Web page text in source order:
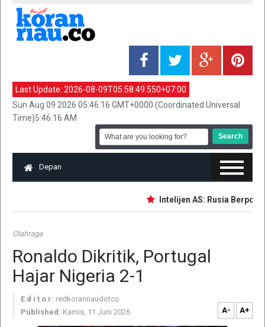
Last Update: 2026-08-09T05:58:49.550+07:00
Sun Aug 09 2026 05:46:16 GMT+0000 (Coordinated Universal
Time)5:46:16 AM
Depan
Intelijen AS: Rusia
Olahraga
Ronaldo Dikritik, Portugal
Hajar Nigeria 2-1
E d i t o r: redkoranriaudotco
Published: Kamis, 11 Juni 2026 A- A+